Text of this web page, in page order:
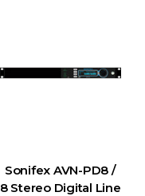
Sonifex AVN-PD8 /
8 Stereo Digital Line